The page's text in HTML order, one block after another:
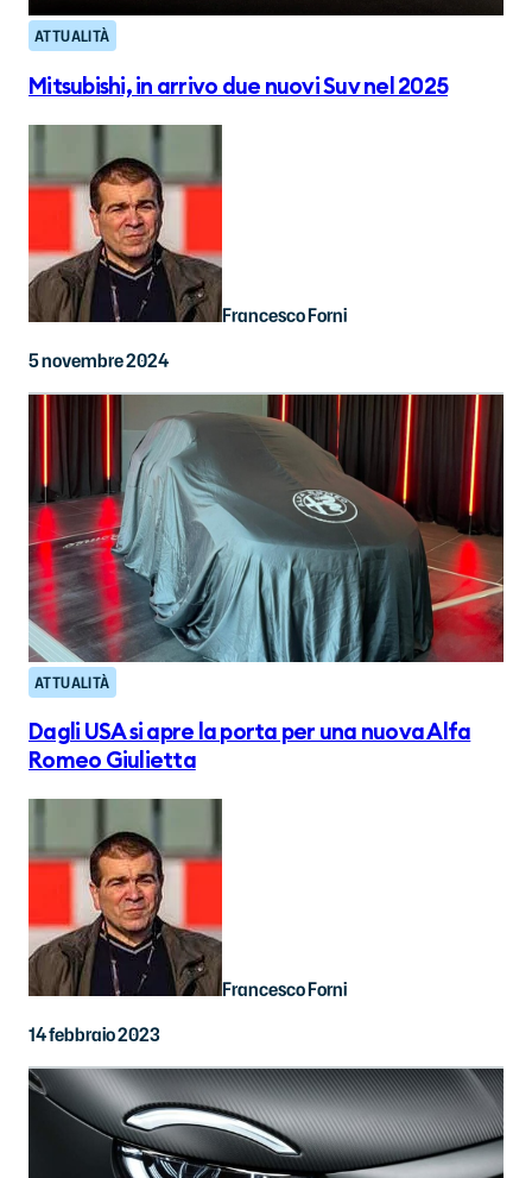
ATTUALITÀ
Mitsubishi, in arrivo due nuovi Suv nel 2025
Francesco Forni
5 novembre 2024
ATTUALITÀ
Dagli USA si apre la porta per una nuova Alfa
Romeo Giulietta
Francesco Forni
14 febbraio 2023